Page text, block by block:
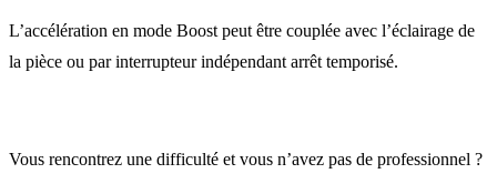
L’accélération en mode Boost peut être couplée avec l’éclairage de
la pièce ou par interrupteur indépendant arrêt temporisé.
Vous rencontrez une difficulté et vous n’avez pas de professionnel ?